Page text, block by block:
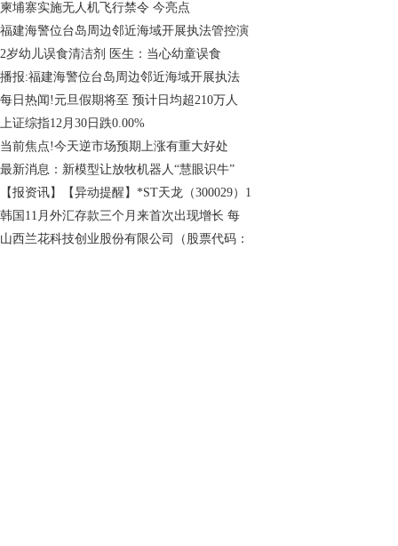
柬埔寨实施无人机飞行禁令 今亮点
福建海警位台岛周边邻近海域开展执法管控演
2岁幼儿误食清洁剂 医生：当心幼童误食
播报:福建海警位台岛周边邻近海域开展执法
每日热闻!元旦假期将至 预计日均超210万人
上证综指12月30日跌0.00%
当前焦点!今天逆市场预期上涨有重大好处
最新消息：新模型让放牧机器人“慧眼识牛”
【报资讯】【异动提醒】*ST天龙（300029）1
韩国11月外汇存款三个月来首次出现增长 每
山西兰花科技创业股份有限公司（股票代码：